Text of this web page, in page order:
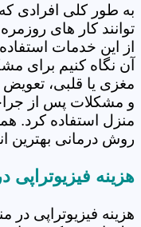
به طور کلی افرادی
توانند کار های
از این خدمات
آن نگاه کنیم برای
مغزی یا قلبی،
و مشکلات پس از
منزل استفاده کرد.
روش درمانی بهترین
هزینه
هزینه فیزیوتراپی در